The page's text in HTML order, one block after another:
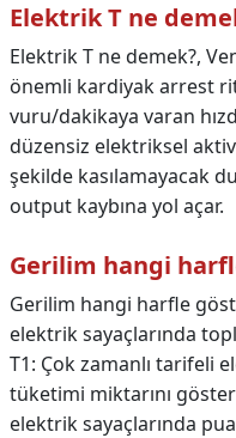
Elektrik T ne
Elektrik T ne demek?,
önemli kardiyak arrest
vuru/dakikaya varan
düzensiz elektriksel
şekilde kasılamayacak
output kaybına yol açar.
Gerilim hangi
Gerilim hangi harfle
elektrik sayaçlarında
T1: Çok zamanlı tarifeli
tüketimi miktarını
elektrik sayaçlarında